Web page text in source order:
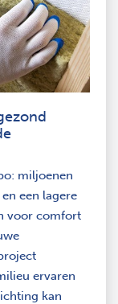
miljoenen
een lagere
voor comfort
ervaren
kan